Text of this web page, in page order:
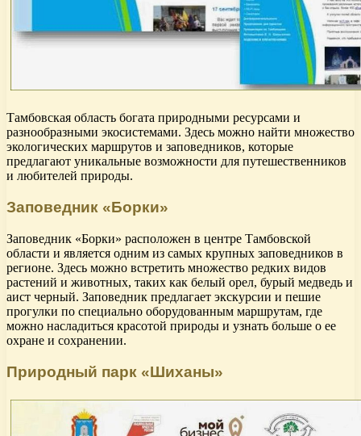
Тамбовская область богата природными ресурсами и
разнообразными экосистемами. Здесь можно найти множество
экологических маршрутов и заповедников, которые
предлагают уникальные возможности для путешественников
и любителей природы.
Заповедник «Борки»
Заповедник «Борки» расположен в центре Тамбовской
области и является одним из самых крупных заповедников в
регионе. Здесь можно встретить множество редких видов
растений и животных, таких как белый орел, бурый медведь и
аист черный. Заповедник предлагает экскурсии и пешие
прогулки по специально оборудованным маршрутам, где
можно насладиться красотой природы и узнать больше о ее
охране и сохранении.
Природный парк «Шиханы»